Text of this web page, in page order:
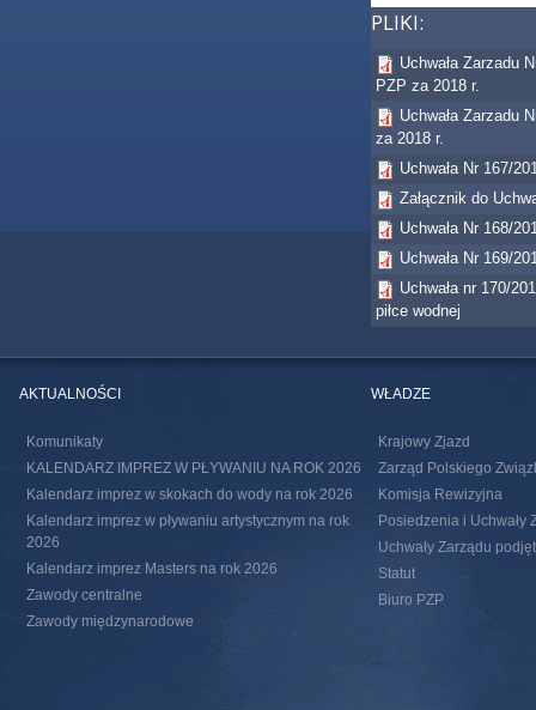
PLIKI:
Uchwała Zarzadu
PZP za 2018 r.
Uchwała Zarzadu
za 2018 r.
Uchwała Nr 167/
Załącznik do
Uchwała Nr 168/
Uchwała Nr 169/
Uchwała nr 170/
piłce wodnej
AKTUALNOŚCI
Komunikaty
KALENDARZ IMPREZ W PŁYWANIU NA ROK 2026
Kalendarz imprez w skokach do wody na rok 2026
Kalendarz imprez w pływaniu artystycznym na rok
2026
Kalendarz imprez Masters na rok 2026
Zawody centralne
Zawody międzynarodowe
WŁADZE
Krajowy Zjazd
Zarząd Polskiego
Komisja Rewizyjna
Posiedzenia i Uchwały
Uchwały Zarządu
Statut
Biuro PZP